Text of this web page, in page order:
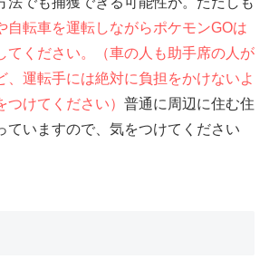
自転車を運転しながらポケモンGOは
てください。（車の人も助手席の人が
、運転手には絶対に負担をかけないよ
つけてください） 普通に周辺に住む住
ていますので、気をつけてください